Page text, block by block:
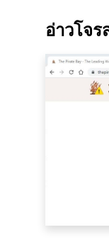
อ่าวโจ